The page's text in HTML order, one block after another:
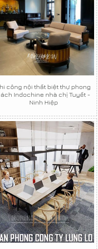
công nội thất biệt thự phong
Indochine nhà chị Tuyết -
Ninh Hiệp